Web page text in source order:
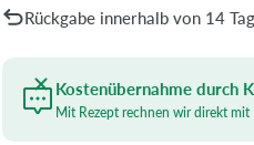
Rückgabe innerhalb von 14
Kostenübernahme durch
Mit Rezept rechnen wir direkt mit